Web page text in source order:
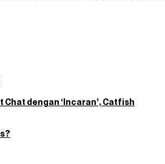
dengan ‘Incaran’, Catfish